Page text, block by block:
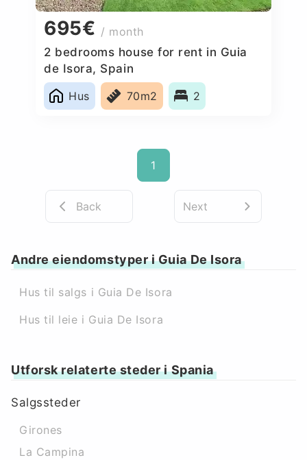
695€ / month
2 bedrooms house for rent in Guia
de Isora, Spain
Hus
70m2 2
1
Back Next
Andre eiendomstyper i Guia De Isora
Hus til salgs i Guia De Isora
Hus til leie i Guia De Isora
Utforsk relaterte steder i Spania
Salgssteder
Girones
La Campina